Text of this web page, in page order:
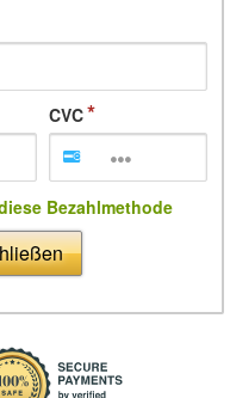
CVC
Bezahlmethode